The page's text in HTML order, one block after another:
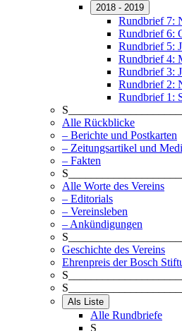
2018 - 2019
Rundbrief 7:
Rundbrief 6:
Rundbrief 5:
Rundbrief 4:
Rundbrief 3:
Rundbrief 2:
Rundbrief 1:
Alle Rückblicke
– Berichte und Postkarten
– Zeitungsartikel und
– Fakten
Alle Worte des Vereins
– Editorials
– Vereinsleben
– Ankündigungen
Geschichte des Vereins
Ehrenpreis der Bosch
Als Liste
Alle Rundbriefe